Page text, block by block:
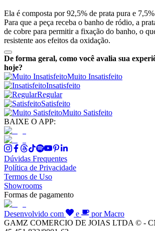
Ela é composta por 92,5% de prata pura e
Para que a peça receba o banho de ródio, a
de cobre para permitir a fixação do banho, o
resistente aos efeitos da oxidação.
De forma geral, como você avalia sua
hoje?
Muito Insatisfeito
Insatisfeito
Regular
Satisfeito
Muito Satisfeito
BAIXE O APP:
Dúvidas Frequentes
Política de Privacidade
Termos de Uso
Showrooms
Formas de pagamento
Desenvolvido com e
por Macro
GAMZ COMERCIO DE JOIAS LTDA © -